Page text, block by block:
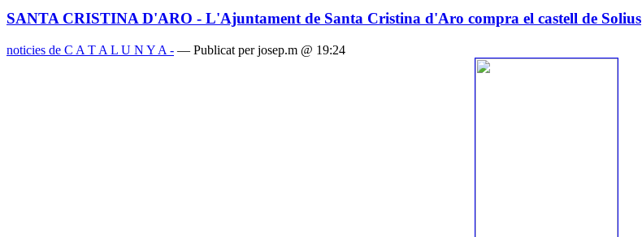
SANTA CRISTINA D'ARO - L'Ajuntament de Santa Cristina d'Aro compra el castell de Solius
noticies de C A T A L U N Y A - — Publicat per josep.m @ 19:24